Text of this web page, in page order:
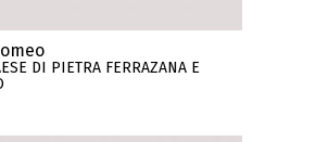
DI PIETRA FERRAZANA E